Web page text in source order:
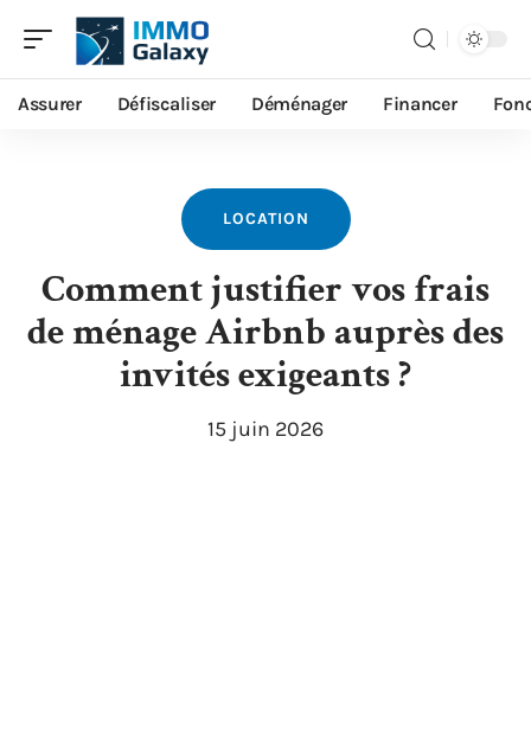
Assurer Défiscaliser Déménager Financer
LOCATION
Comment justifier vos frais
de ménage Airbnb auprès des
invités exigeants ?
15 juin 2026